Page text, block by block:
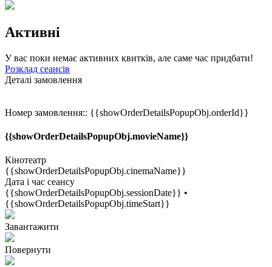
Активні
У вас поки немає активних квитків, але саме час придбати!
Розклад сеансів
Деталі замовлення
Номер замовлення:: {{showOrderDetailsPopupObj.orderId}}
{{showOrderDetailsPopupObj.movieName}}
Кінотеатр
{{showOrderDetailsPopupObj.cinemaName}}
Дата і час сеансу
{{showOrderDetailsPopupObj.sessionDate}} •
{{showOrderDetailsPopupObj.timeStart}}
Завантажити
Повернути